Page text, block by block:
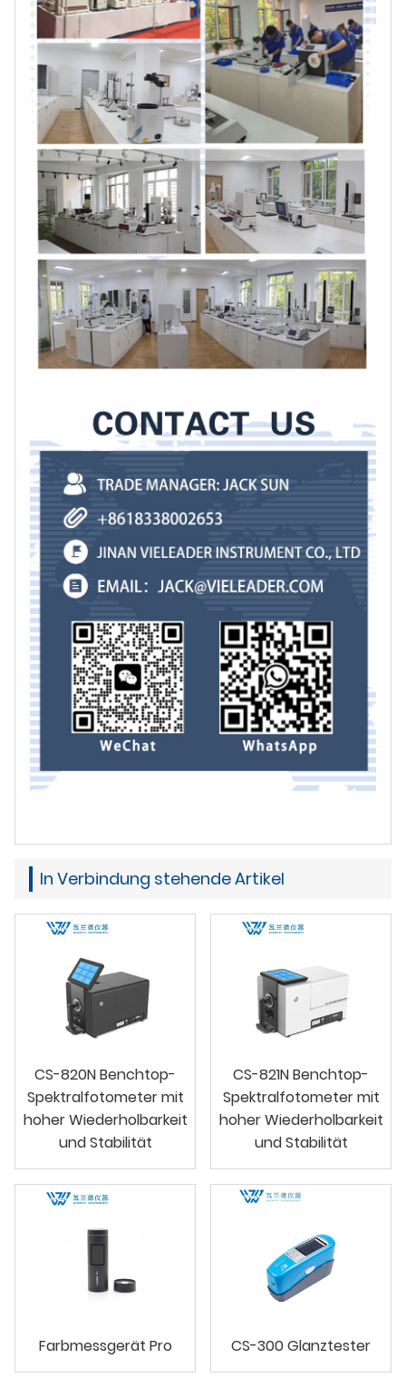
In Verbindung stehende Artikel
CS-820N Benchtop-
Spektralfotometer mit
hoher Wiederholbarkeit
und Stabilität
CS-821N Benchtop-
Spektralfotometer mit
hoher Wiederholbarkeit
und Stabilität
Farbmessgerät Pro CS-300 Glanztester